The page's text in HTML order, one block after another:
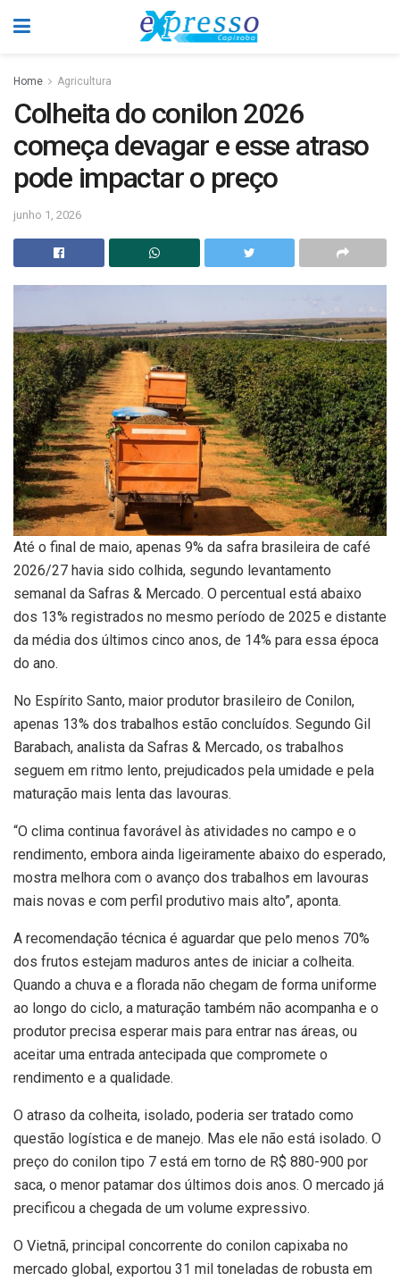
Home Agricultura
Colheita do conilon 2026
começa devagar e esse atraso
pode impactar o preço
junho 1, 2026
Até o final de maio, apenas 9% da safra brasileira de café
2026/27 havia sido colhida, segundo levantamento
semanal da Safras & Mercado. O percentual está abaixo
dos 13% registrados no mesmo período de 2025 e distante
da média dos últimos cinco anos, de 14% para essa época
do ano.
No Espírito Santo, maior produtor brasileiro de Conilon,
apenas 13% dos trabalhos estão concluídos. Segundo Gil
Barabach, analista da Safras & Mercado, os trabalhos
seguem em ritmo lento, prejudicados pela umidade e pela
maturação mais lenta das lavouras.
“O clima continua favorável às atividades no campo e o
rendimento, embora ainda ligeiramente abaixo do esperado,
mostra melhora com o avanço dos trabalhos em lavouras
mais novas e com perfil produtivo mais alto”, aponta.
A recomendação técnica é aguardar que pelo menos 70%
dos frutos estejam maduros antes de iniciar a colheita.
Quando a chuva e a florada não chegam de forma uniforme
ao longo do ciclo, a maturação também não acompanha e o
produtor precisa esperar mais para entrar nas áreas, ou
aceitar uma entrada antecipada que compromete o
rendimento e a qualidade.
O atraso da colheita, isolado, poderia ser tratado como
questão logística e de manejo. Mas ele não está isolado. O
preço do conilon tipo 7 está em torno de R$ 880-900 por
saca, o menor patamar dos últimos dois anos. O mercado já
precificou a chegada de um volume expressivo.
O Vietnã, principal concorrente do conilon capixaba no
mercado global, exportou 31 mil toneladas de robusta em